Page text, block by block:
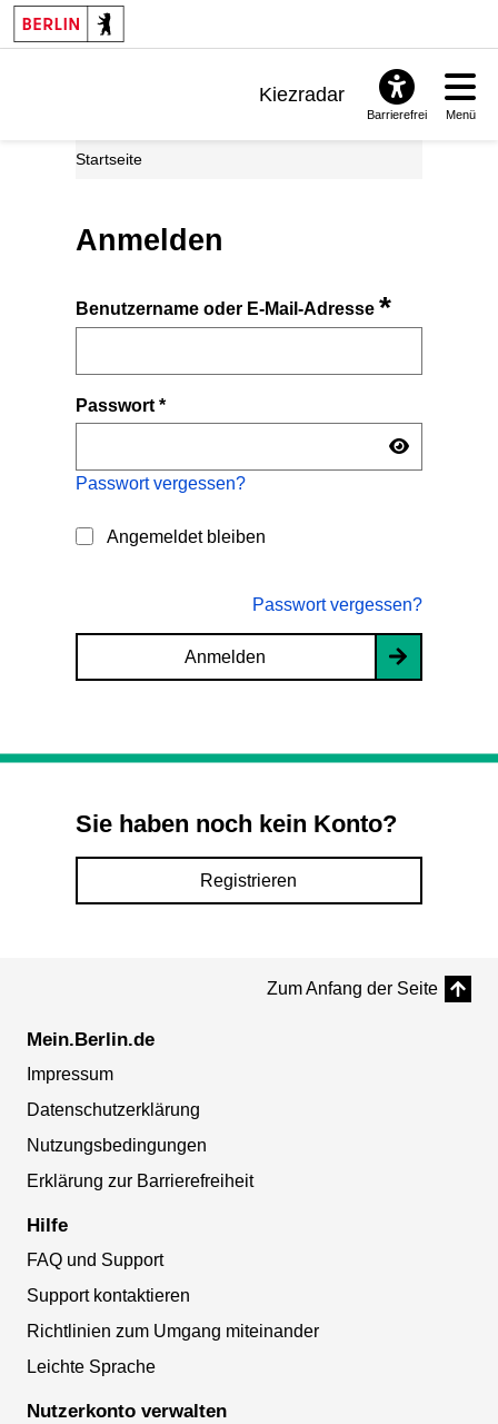
Kiezradar
Barrierefrei Menü
Startseite
Anmelden
Benutzername oder E-Mail-Adresse*
Passwort*
Passwort vergessen?
Angemeldet bleiben
Passwort vergessen?
Anmelden
Sie haben noch kein Konto?
Registrieren
Zum Anfang der Seite
Mein.Berlin.de
Impressum
Datenschutzerklärung
Nutzungsbedingungen
Erklärung zur Barrierefreiheit
Hilfe
FAQ und Support
Support kontaktieren
Richtlinien zum Umgang miteinander
Leichte Sprache
Nutzerkonto verwalten